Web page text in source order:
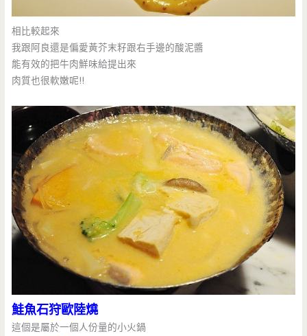
相比較起來
我跟阿良還是偏愛黃芥末籽跟右手邊的酸泥醬
能有效的把牛肉鮮味給提出來
肉質也很軟嫩呢!!
鮭魚石狩歐陸燒
這個是屬於一個人份量的小火鍋